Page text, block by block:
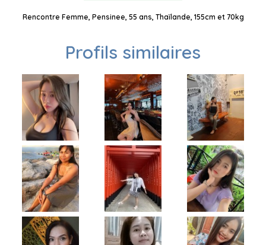
Rencontre Femme, Pensinee, 55 ans, Thaïlande, 155cm et 70kg
Profils similaires